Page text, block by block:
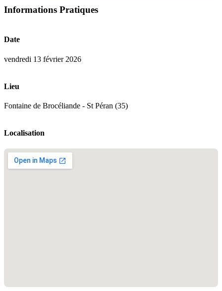
Informations Pratiques
Date
vendredi 13 février 2026
Lieu
Fontaine de Brocéliande - St Péran (35)
Localisation